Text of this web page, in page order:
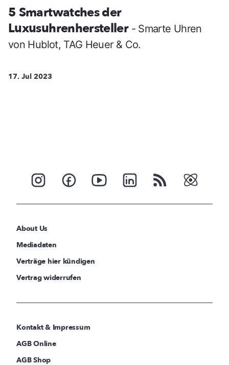
5 Smartwatches der
Luxusuhrenhersteller - Smarte Uhren
von Hublot, TAG Heuer & Co.
17. Jul 2023
About Us
Mediadaten
Verträge hier kündigen
Vertrag widerrufen
Kontakt & Impressum
AGB Online
AGB Shop